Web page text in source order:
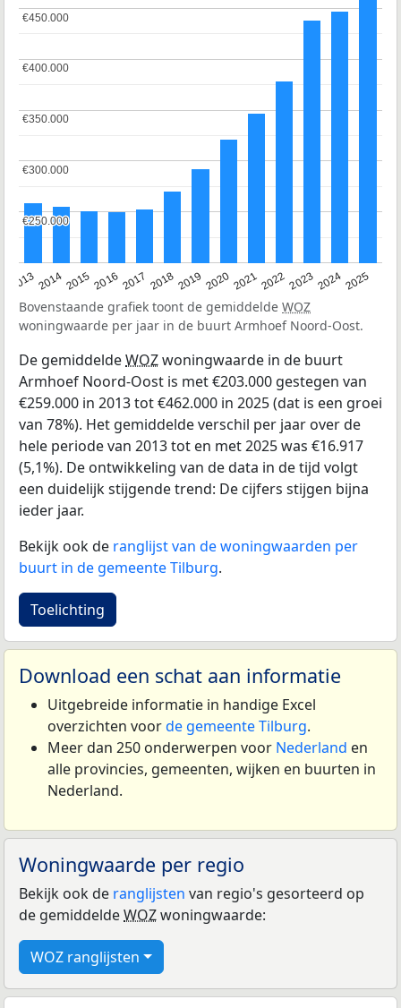
20132014201520162017 20182019 202020212022202320242025
€250.000
€250.000
€300.000
€300.000
€350.000
€350.000
€400.000
€400.000
€450.000
€450.000
Bovenstaande grafiek toont de gemiddelde WOZ
woningwaarde per jaar in de buurt Armhoef Noord-Oost.
De gemiddeldeWOZwoningwaarde in de buurt
Armhoef Noord-Oost is met €203.000 gestegen van
€259.000 in 2013 tot €462.000 in 2025 (dat is een groei
van 78%). Het gemiddelde verschil per jaar over de
hele periode van 2013 tot en met 2025 was €16.917
(5,1%). De ontwikkeling van de data in de tijd volgt
een duidelijk stijgende trend: De cijfers stijgen bijna
ieder jaar.
Bekijk ook de ranglijst van de woningwaarden per
buurt in de gemeente Tilburg.
Toelichting
Download een schat aan informatie
Uitgebreide informatie in handige Excel
overzichten voorde gemeente Tilburg.
Meer dan 250 onderwerpen voor Nederland en
alle provincies, gemeenten, wijken en buurten in
Nederland.
Woningwaarde per regio
Bekijk ook de ranglijsten van regio's gesorteerd op
de gemiddeldeWOZwoningwaarde:
WOZ ranglijsten